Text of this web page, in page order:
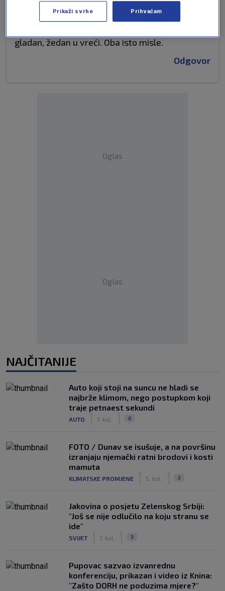
Lipo je reka moj nonić: sjediš sa jednim od njih za
stolom i jedeš najbolje delicije, piješ najbolja
gladan, žedan u vreći. Oba isto misle.
Odgovor
Oglas
Oglas
NAJČITANIJE
Auto koji stoji na suncu ne hladi se
najbrže klimom, nego postupkom koji
traje petnaest sekundi
AUTO 7. kol. 0
FOTO / Dunav se isušuje, a na površinu
izranjaju njemački ratni brodovi i kosti
mamuta
KLIMATSKE PROMJENE 5. kol. 2
Jakovina o posjetu Zelenskog Srbiji:
"Još se nije odlučilo na koju stranu se
ide"
SVIJET 7. kol. 3
Pupovac sazvao izvanrednu
konferenciju, prikazan i video iz Knina:
"Zašto DORH ne poduzima mjere?"
Prikaži svrhe Prihvaćam